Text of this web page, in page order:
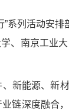
系列活动安
、南京工业
新能源、新
链深度融合